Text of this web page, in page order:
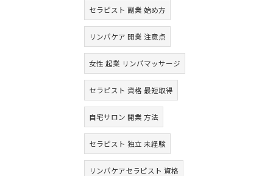
セラピスト 副業 始め方
リンパケア 開業 注意点
女性 起業 リンパマッサージ
セラピスト 資格 最短取得
自宅サロン 開業 方法
セラピスト 独立 未経験
リンパケアセラピスト 資格